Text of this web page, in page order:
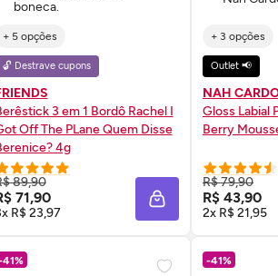
À SACOLA
+ 5 opções
🔓 Destrave cupons
3 em 1 Bordô Rachel I
OffThe PLane Quem Disse
4g
89,90
71,90
R$ 23,97
COMPRE AGORA ❯
ADICIONAR À
+ 3 opções
Outlet 📢
NAH
Gloss Labial
Berry
R$ 79,90
R$ 43,90
2x R$ 21,95
41% -41%